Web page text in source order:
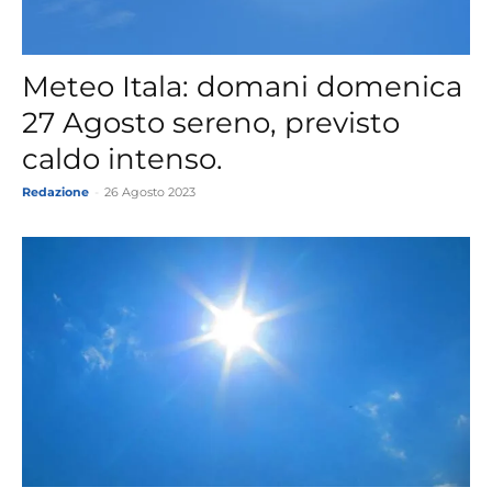
Meteo Itala: domani domenica
27 Agosto sereno, previsto
caldo intenso.
Redazione 26 Agosto 2023